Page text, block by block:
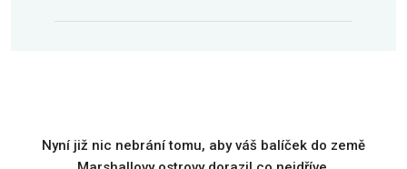
Nyní již nic nebrání tomu, aby váš balíček do země